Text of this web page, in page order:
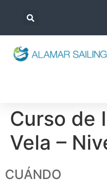
Curso de
Vela –
CUÁNDO